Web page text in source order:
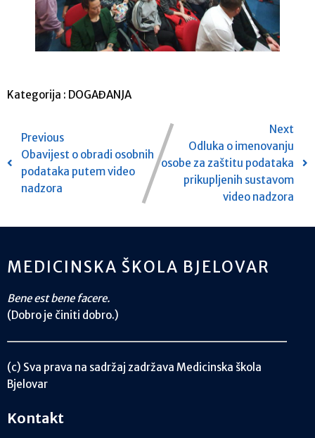
Kategorija : DOGAĐANJA
Previous
Obavijest o obradi osobnih
podataka putem video
nadzora
Next
Odluka o imenovanju
osobe za zaštitu podataka
prikupljenih sustavom
video nadzora
MEDICINSKA ŠKOLA BJELOVAR
Bene est bene facere.
(Dobro je činiti dobro.)
(c) Sva prava na sadržaj zadržava Medicinska škola
Bjelovar
Kontakt